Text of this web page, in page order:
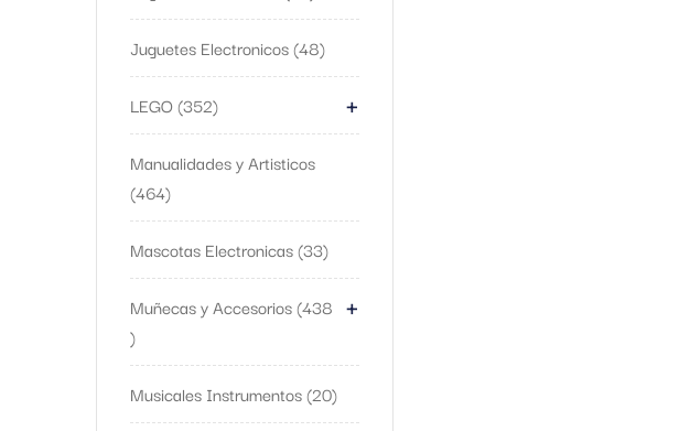
Juguetes Electronicos 48
LEGO 352 +
Manualidades y Artisticos
464
Mascotas Electronicas 33
Muñecas y Accesorios 438 +
Musicales Instrumentos 20